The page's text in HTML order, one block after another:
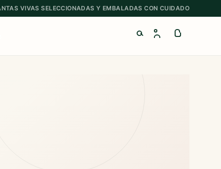
VIVAS SELECCIONADAS Y EMBALADAS CON CUIDADO